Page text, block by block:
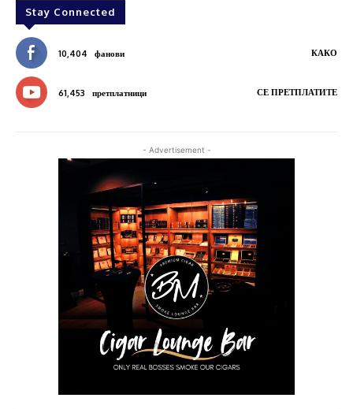
Stay Connected
10,404 фанови КАКО
61,453 претплатници СЕ ПРЕТПЛАТИТЕ
- Advertisement -